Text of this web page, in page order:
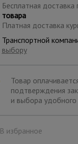
всех
Бесплатная доставка
товара
Платная доставка
Транспортной
выбору
Товар
подтверждения
и выбора
В избранное